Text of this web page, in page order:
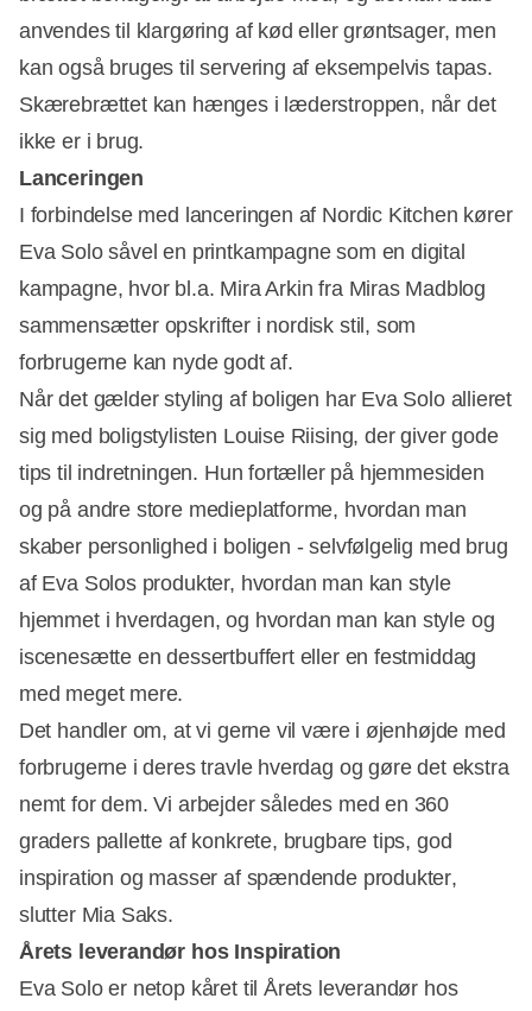
anvendes til klargøring af kød eller grøntsager, men
kan også bruges til servering af eksempelvis tapas.
Skærebrættet kan hænges i læderstroppen, når det
ikke er i brug.
Lanceringen
I forbindelse med lanceringen af Nordic Kitchen kører
Eva Solo såvel en printkampagne som en digital
kampagne, hvor bl.a. Mira Arkin fra Miras Madblog
sammensætter opskrifter i nordisk stil, som
forbrugerne kan nyde godt af.
Når det gælder styling af boligen har Eva Solo allieret
sig med boligstylisten Louise Riising, der giver gode
tips til indretningen. Hun fortæller på hjemmesiden
og på andre store medieplatforme, hvordan man
skaber personlighed i boligen - selvfølgelig med brug
af Eva Solos produkter, hvordan man kan style
hjemmet i hverdagen, og hvordan man kan style og
iscenesætte en dessertbuffert eller en festmiddag
med meget mere.
Det handler om, at vi gerne vil være i øjenhøjde med
forbrugerne i deres travle hverdag og gøre det ekstra
nemt for dem. Vi arbejder således med en 360
graders pallette af konkrete, brugbare tips, god
inspiration og masser af spændende produkter,
slutter Mia Saks.
Årets leverandør hos Inspiration
Eva Solo er netop kåret til Årets leverandør hos